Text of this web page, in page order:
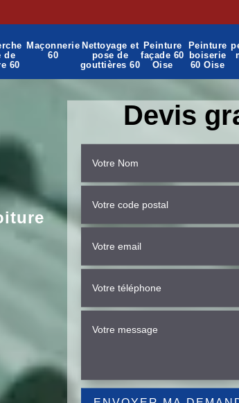
de
60
Maçonnerie
60
Nettoyage et
pose de
gouttières 60
Peinture
façade 60
Oise
Peinture
boiserie
60 Oise
Devis